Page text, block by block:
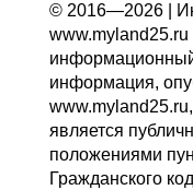
© 2016—2026 |
www.myland25.ru
информация,
является
положениями
Гражданского